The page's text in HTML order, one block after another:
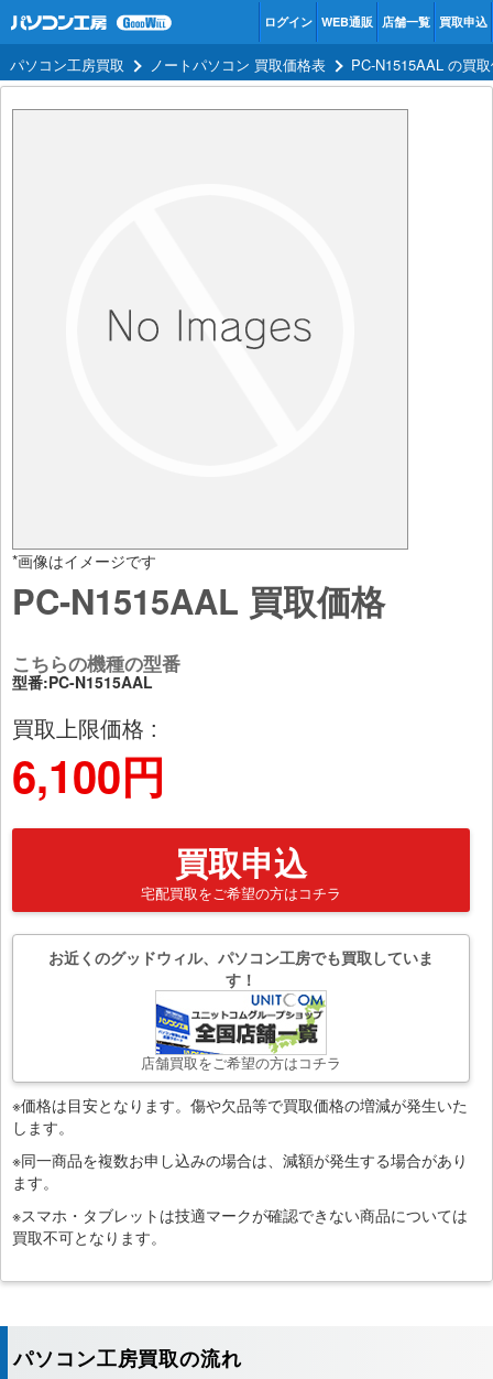
ログイン WEB通販 店舗一覧 買取申込
パソコン工房買取 ノートパソコン 買取価格表 PC-N1515AAL の買
*画像はイメージです
PC-N1515AAL 買取価格
こちらの機種の型番
型番:PC-N1515AAL
買取上限価格 :
6,100円
買取申込
宅配買取をご希望の方はコチラ
お近くのグッドウィル、パソコン工房でも買取していま
す！
店舗買取をご希望の方はコチラ
※価格は目安となります。傷や欠品等で買取価格の増減が発生いた
します。
※同一商品を複数お申し込みの場合は、減額が発生する場合があり
ます。
※スマホ・タブレットは技適マークが確認できない商品については
買取不可となります。
パソコン工房買取の流れ